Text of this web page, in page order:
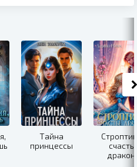
Тайна
принцессы